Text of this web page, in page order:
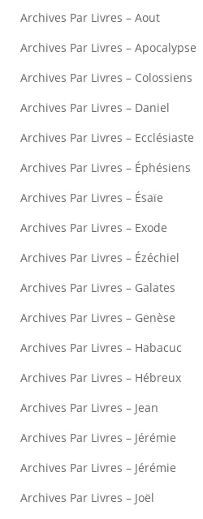
Archives Par Livres – Aout
Archives Par Livres – Apocalypse
Archives Par Livres – Colossiens
Archives Par Livres – Daniel
Archives Par Livres – Ecclésiaste
Archives Par Livres – Éphésiens
Archives Par Livres – Ésaïe
Archives Par Livres – Exode
Archives Par Livres – Ézéchiel
Archives Par Livres – Galates
Archives Par Livres – Genèse
Archives Par Livres – Habacuc
Archives Par Livres – Hébreux
Archives Par Livres – Jean
Archives Par Livres – Jérémie
Archives Par Livres – Jérémie
Archives Par Livres – Joël